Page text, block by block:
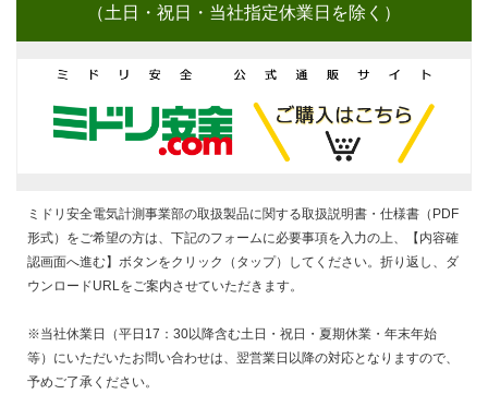
（土日・祝日・当社指定休業日を除く）
ミドリ安全電気計測事業部の取扱製品に関する取扱説明書・仕様書（PDF
形式）をご希望の方は、下記のフォームに必要事項を入力の上、【内容確
認画面へ進む】ボタンをクリック（タップ）してください。折り返し、ダ
ウンロードURLをご案内させていただきます。
※当社休業日（平日17：30以降含む土日・祝日・夏期休業・年末年始
等）にいただいたお問い合わせは、翌営業日以降の対応となりますので、
予めご了承ください。